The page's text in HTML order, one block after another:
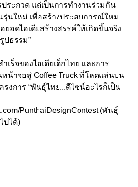
ระกวด แต่เป็นการทำงานร่วมกัน
รุ่นใหม่ เพื่อสร้างประสบการณ์ใหม่
อดไอเดียสร้างสรรค์ให้เกิดขึ้นจริง
ปธรรม”
เร็จของไอเดียเด็กไทย และการ
น้าจอสู่ Coffee Truck ที่โลดแล่นบน
งการ “พันธุ์ไทย...ดีไซน์อะไรก็เป็น
PunthaiDesignContest(พันธุ์
ปได้)